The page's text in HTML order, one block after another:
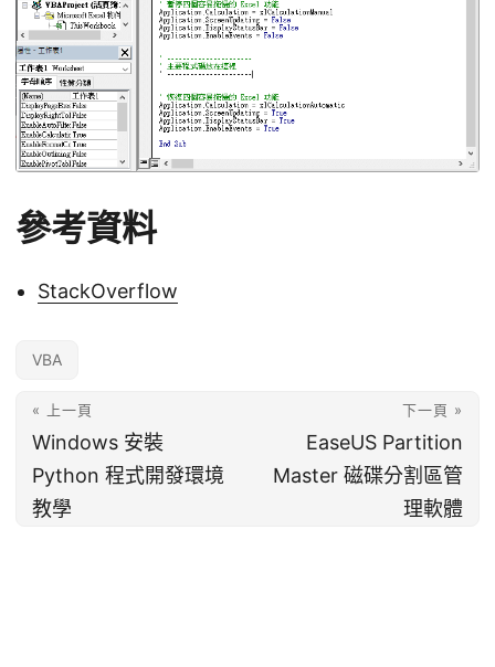
參考資料
StackOverflow
VBA
« 上一頁
Windows 安裝
Python 程式開發環境
教學
下一頁 »
EaseUS Partition
Master 磁碟分割區管
理軟體